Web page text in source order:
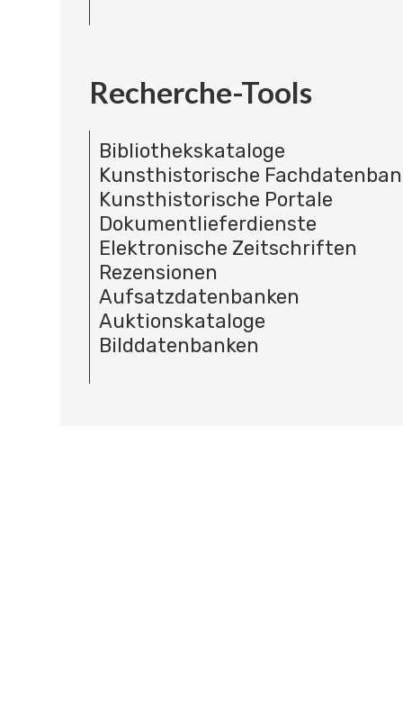
Recherche-Tools
Bibliothekskataloge
Kunsthistorische
Kunsthistorische Portale
Dokumentlieferdienste
Elektronische Zeitschriften
Rezensionen
Aufsatzdatenbanken
Auktionskataloge
Bilddatenbanken